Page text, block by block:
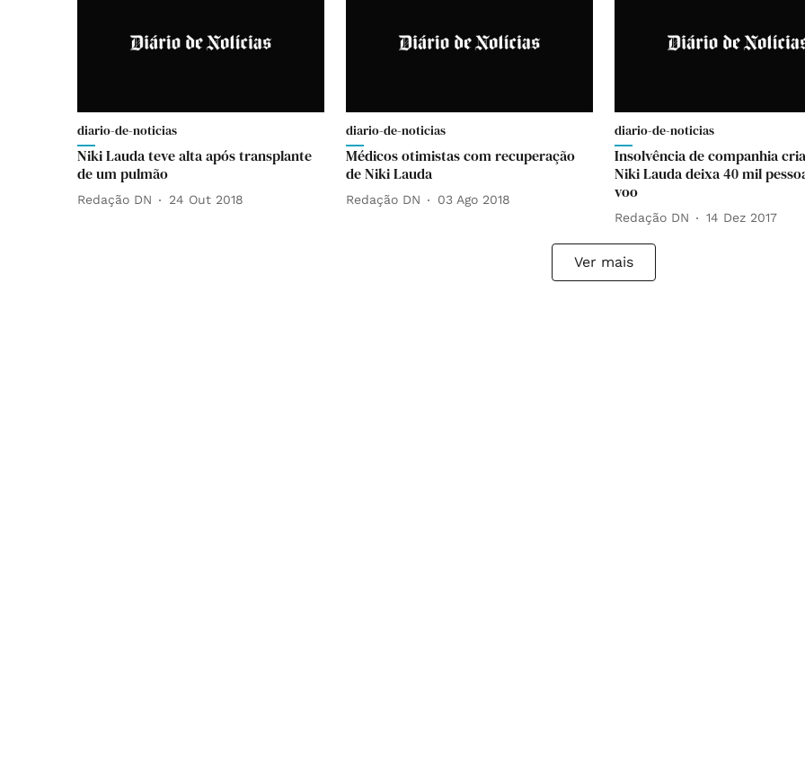
diario-de-noticias
Niki Lauda teve alta após transplante
de um pulmão
Redação DN 24 Out 2018
diario-de-noticias
Médicos otimistas com recuperação
de Niki Lauda
Redação DN 03 Ago 2018
diario-de-noticias
Insolvência de companhia
Niki Lauda deixa 40 mil
voo
Redação DN 14 Dez 2017
Ver mais